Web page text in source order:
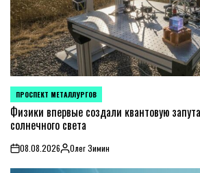
POSTED
IN
ПРОСПЕКТ МЕТАЛЛУРГОВ
Физики впервые создали квантовую
солнечного света
on08.08.2026PostedОлег Зимин